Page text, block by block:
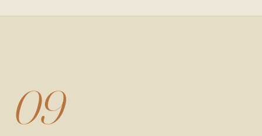
09